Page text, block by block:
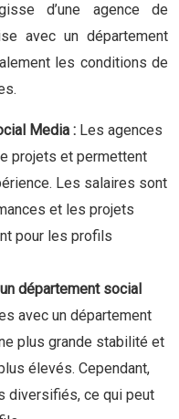
d’une agence de
avec un département
les conditions de
Media : Les agences
projets et permettent
Les salaires sont
et les projets
pour les profils
département social
avec un département
plus grande stabilité et
élevés. Cependant,
diversifiés, ce qui peut